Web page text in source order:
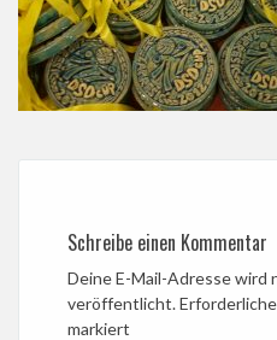
Schreibe einen Kommentar
Deine E-Mail-Adresse wird
veröffentlicht.
markiert